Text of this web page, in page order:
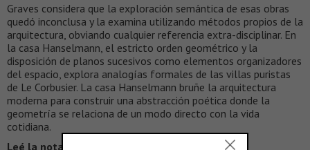
Graves considera que la exploración semántica de esas obras
quedó inconclusa y la examina utilizando métodos propios de la
arquitectura, obviando cualquier referencia extra-disciplinar. En
la casa Hanselmann, el estricto orden geométrico y la
disposición de planos sucesivos como elementos organizadores
del espacio, explora analogías formales de las villas puristas
de Le Corbusier. La casa Hanselmann bruñe la arquitectura
moderna para construir una abstracción poética donde la
geometría se relaciona de un modo directo con la vida
cotidiana.
Leé la nota completa en >